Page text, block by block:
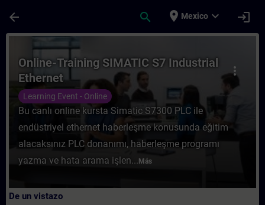
arrow_back search place Mexico expand_more login
Curso - Online-Training SIMATIC S7
more_vert
Online-Training SIMATIC S7 Industrial
Ethernet
Learning Event - Online
Bu canlı online kursta Simatic S7300 PLC ile
endüstriyel ethernet haberleşme konusunda eğitim
alacaksınız PLC donanımı, haberleşme programı
yazma ve hata arama işlen... Más
De un vistazo